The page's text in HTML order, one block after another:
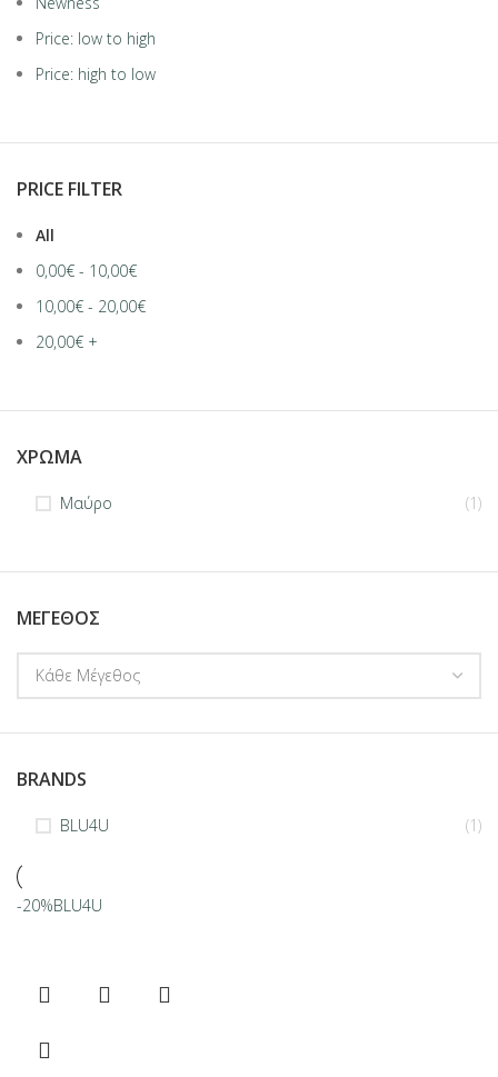
Price: low to high
Price: high to low
PRICE FILTER
All
0,00€ - 10,00€
10,00€ - 20,00€
20,00€ +
ΧΡΏΜΑ
Μαύρο (1)
ΜΈΓΕΘΟΣ
BRANDS
BLU4U (1)
-20%BLU4U